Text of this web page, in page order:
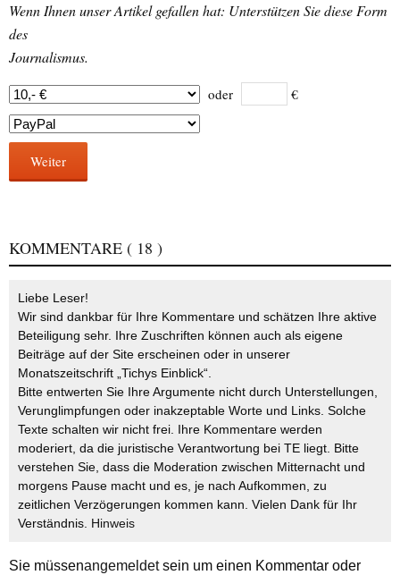
Wenn Ihnen unser Artikel gefallen hat: Unterstützen Sie diese Form
des
Journalismus.
oder €
Weiter
KOMMENTARE ( 18 )
Liebe Leser!
Wir sind dankbar für Ihre Kommentare und schätzen Ihre aktive
Beteiligung sehr. Ihre Zuschriften können auch als eigene
Beiträge auf der Site erscheinen oder in unserer
Monatszeitschrift „Tichys Einblick“.
Bitte entwerten Sie Ihre Argumente nicht durch Unterstellungen,
Verunglimpfungen oder inakzeptable Worte und Links. Solche
Texte schalten wir nicht frei. Ihre Kommentare werden
moderiert, da die juristische Verantwortung bei TE liegt. Bitte
verstehen Sie, dass die Moderation zwischen Mitternacht und
morgens Pause macht und es, je nach Aufkommen, zu
zeitlichen Verzögerungen kommen kann. Vielen Dank für Ihr
Verständnis. Hinweis
Sie müssenangemeldetsein um einen Kommentar oder